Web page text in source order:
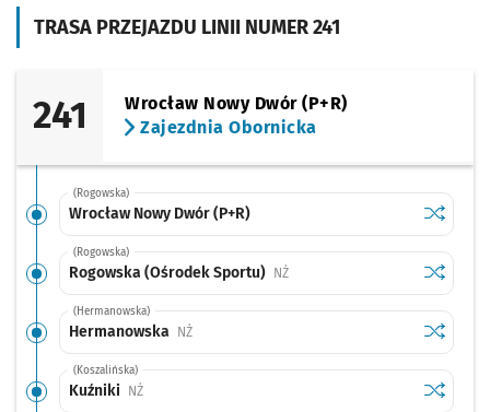
TRASA PRZEJAZDU LINII NUMER 241
241
Wrocław Nowy Dwór (P+R)
Zajezdnia Obornicka
(Rogowska)
Wrocław Nowy Dwór (P+R) Sprawdź
Wrocław
(Rogowska)
Rogowska (Ośrodek Sportu) NŻPrzystanek na życzenieSprawdź
(Hermanowska)
Hermanowska NŻPrzystanek na życzenie Sprawdź
(Koszalińska)
Kuźniki NŻPrzystanek na życzenie Sprawdź
Kuźniki